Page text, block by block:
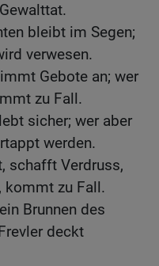
bleibt im Segen;
verwesen.
Gebote an; wer
zu Fall.
sicher; wer aber
werden.
schafft Verdruss,
kommt zu Fall.
Brunnen des
deckt